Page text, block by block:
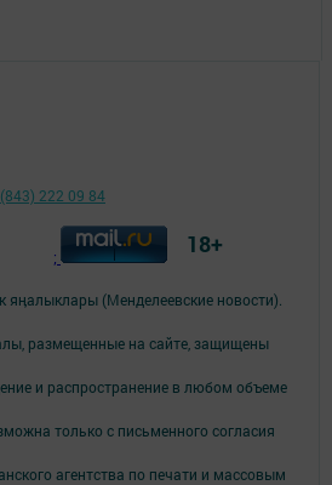
яӊалыклары (Менделеевские новости).
размещенные на сайте, защищены
и распространение в любом объеме
только с письменного согласия
агентства по печати и массовым
(843) 222 09 84
; 18+